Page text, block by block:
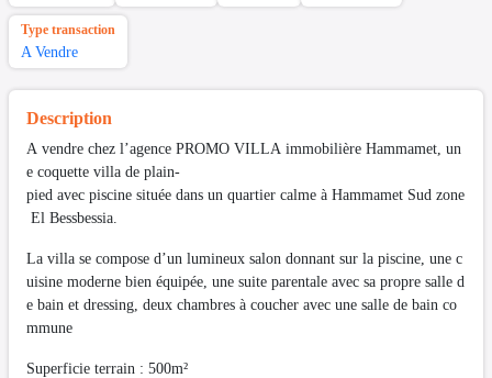
Type transaction
A Vendre
Description
A vendre chez l’agence PROMO VILLA immobilière Hammamet, un
e coquette villa de plain-
pied avec piscine située dans un quartier calme à Hammamet Sud zone
El Bessbessia.
La villa se compose d’un lumineux salon donnant sur la piscine, une c
uisine moderne bien équipée, une suite parentale avec sa propre salle d
e bain et dressing, deux chambres à coucher avec une salle de bain co
mmune
Superficie terrain : 500m²